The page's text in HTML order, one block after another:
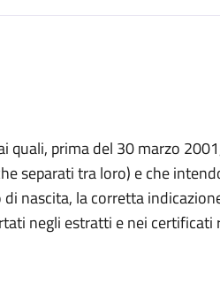
quali, prima del 30 marzo
separati tra loro) e che
nascita, la corretta
negli estratti e nei